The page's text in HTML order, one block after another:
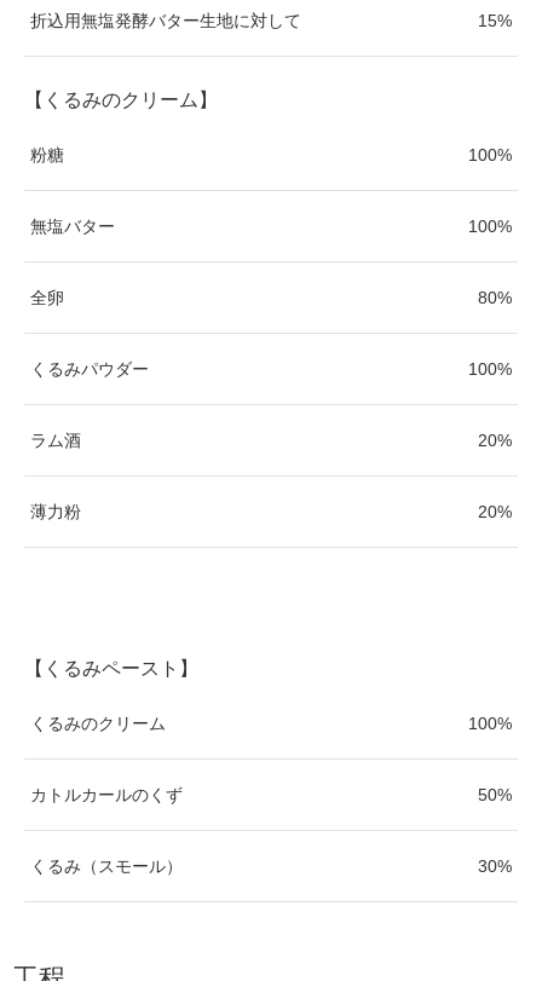
折込用無塩発酵バター生地に対して 15%
【くるみのクリーム】
粉糖 100%
無塩バター 100%
全卵 80%
くるみパウダー 100%
ラム酒 20%
薄力粉 20%
【くるみペースト】
くるみのクリーム 100%
カトルカールのくず 50%
くるみ（スモール） 30%